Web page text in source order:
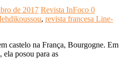
de 2017 Revista InFoco 0
, revista francesa Line-
castelo na França, Bourgogne. Em
ela posou para as